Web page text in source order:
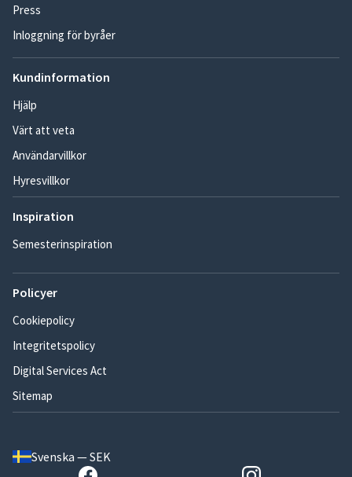
Press
Inloggning för byråer
Kundinformation
Hjälp
Värt att veta
Användarvillkor
Hyresvillkor
Inspiration
Semesterinspiration
Policyer
Cookiepolicy
Integritetspolicy
Digital Services Act
Sitemap
Svenska — SEK